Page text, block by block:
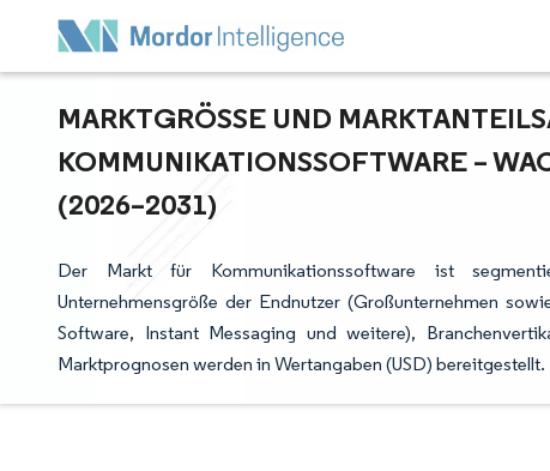
MARKTGRÖSSE UND
OMMUNIKATIONSSOFTWARE –
2026–2031)
Der Markt für Kommunikationssoftware ist
Unternehmensgröße der Endnutzer (Großunternehmen
Software, Instant Messaging und weitere),
Marktprognosen werden in Wertangaben (USD) bereitgestellt.